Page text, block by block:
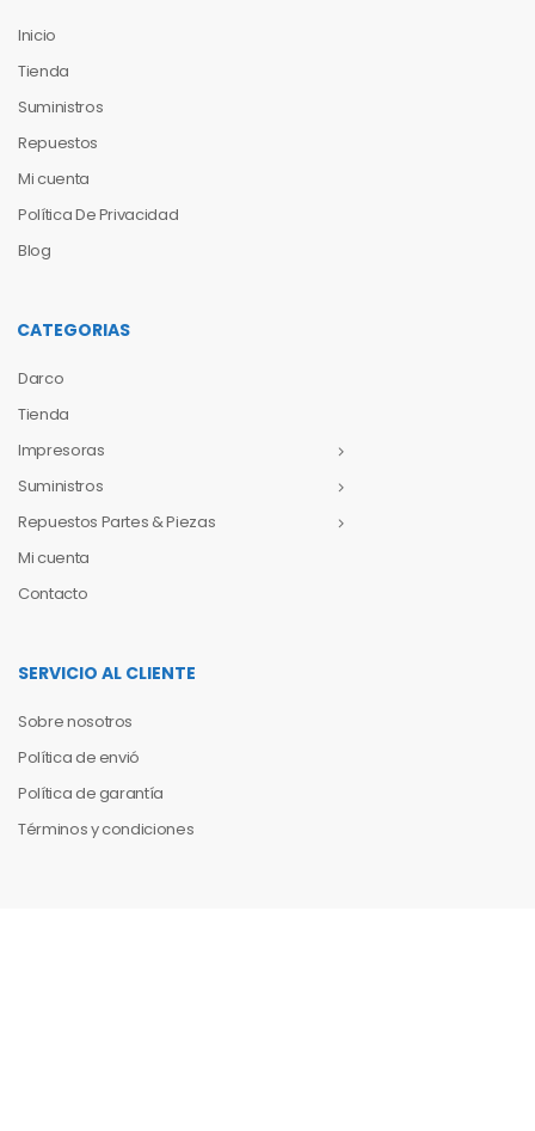
Inicio
Tienda
Suministros
Repuestos
Mi cuenta
Política De Privacidad
Blog
CATEGORIAS
Darco
Tienda
Impresoras
Suministros
Repuestos Partes & Piezas
Mi cuenta
Contacto
SERVICIO AL CLIENTE
Sobre nosotros
Política de envió
Política de garantía
Términos y condiciones